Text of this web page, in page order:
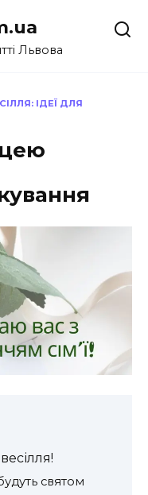
Львова
ІДЕЇ ДЛЯ
святом